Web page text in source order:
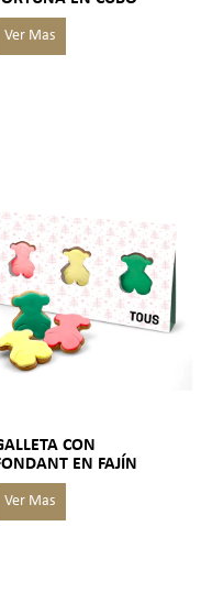
CON
EN FAJÍN